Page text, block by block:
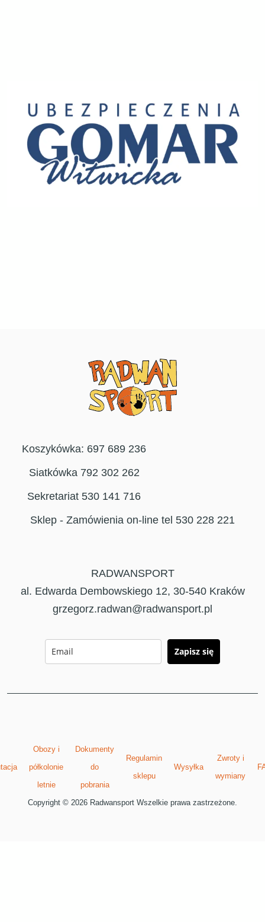
Koszykówka: 697 689 236
Siatkówka 792 302 262
Sekretariat 530 141 716
Sklep - Zamówienia on-line tel 530 228 221
RADWANSPORT
al. Edwarda Dembowskiego 12, 30-540 Kraków
grzegorz.radwan@radwansport.pl
Zapisz się
Obozy i
półkolonie
letnie
Dokumenty
do
pobrania
Regulamin
sklepu
Wysyłka
Zwroty i
wymiany
Copyright © 2026 Radwansport Wszelkie prawa zastrzeżone.